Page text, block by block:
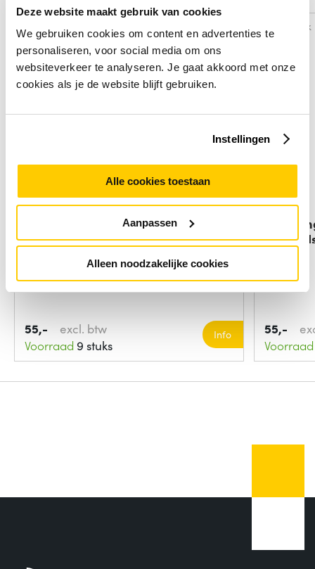
Deze website maakt gebruik van cookies
We gebruiken cookies om content en advertenties te
personaliseren, voor social media om ons
websiteverkeer te analyseren. Je gaat akkoord met onze
cookies als je de website blijft gebruiken.
Instellingen
Alle cookies toestaan
Aanpassen
Alleen noodzakelijke cookies
Samsung White TM2281E
55,-
excl. btw
Voorraad 9 stuks
Info
Vergelijk
55,-
Voorraad